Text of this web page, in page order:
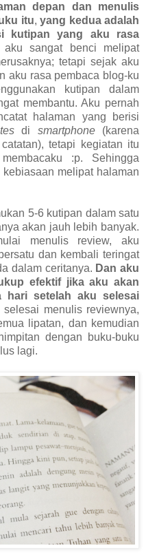
depan dan menulis
itu,yang kedua adalah
kutipan yang aku rasa
sangat benci melipat
tetapi sejak aku
aku rasa pembaca blog-ku
kutipan dalam
membantu. Aku pernah
halaman yang berisi
di smartphone(karena
tetapi kegiatan itu
:p. Sehingga
melipat halaman
5-6 kutipan dalam satu
akan jauh lebih banyak.
menulis review, aku
dan kembali teringat
dalam ceritanya. Dan aku
efektif jika aku akan
hari setelah aku selesai
menulis reviewnya,
lipatan, dan kemudian
dengan buku-buku
lagi.